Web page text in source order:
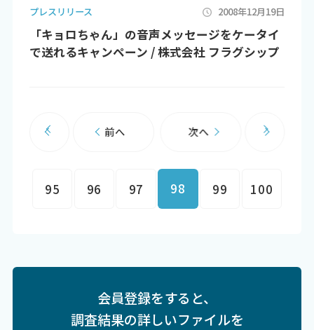
プレスリリース 2008年12月19日
「キョロちゃん」の音声メッセージをケータイ
で送れるキャンペーン / 株式会社 フラグシップ
前へ
95 96 97 98 99 100
次へ
会員登録をすると、
調査結果の詳しいファイルを